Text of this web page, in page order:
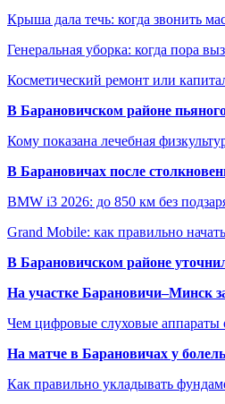
Крыша дала течь: когда звонить
Генеральная уборка: когда пора
Косметический ремонт или
В Барановичском районе
Кому показана лечебная
В Барановичах после
BMW i3 2026: до 850 км без
Grand Mobile: как правильно
В Барановичском районе
На участке Барановичи–Минск
Чем цифровые слуховые аппараты
На матче в Барановичах у
Как правильно укладывать